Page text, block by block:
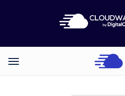
Categories